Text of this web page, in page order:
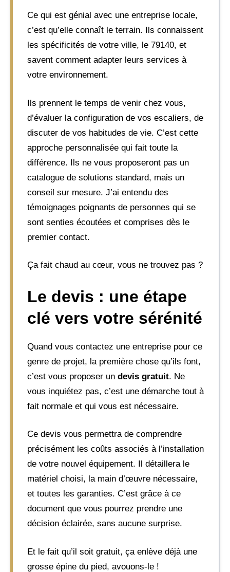
Ce qui est génial avec une entreprise locale,
c’est qu’elle connaît le terrain. Ils connaissent
les spécificités de votre ville, le 79140, et
savent comment adapter leurs services à
votre environnement.
Ils prennent le temps de venir chez vous,
d’évaluer la configuration de vos escaliers, de
discuter de vos habitudes de vie. C’est cette
approche personnalisée qui fait toute la
différence. Ils ne vous proposeront pas un
catalogue de solutions standard, mais un
conseil sur mesure. J’ai entendu des
témoignages poignants de personnes qui se
sont senties écoutées et comprises dès le
premier contact.
Ça fait chaud au cœur, vous ne trouvez pas ?
Le devis : une étape
clé vers votre sérénité
Quand vous contactez une entreprise pour ce
genre de projet, la première chose qu’ils font,
c’est vous proposer un devis gratuit. Ne
vous inquiétez pas, c’est une démarche tout à
fait normale et qui vous est nécessaire.
Ce devis vous permettra de comprendre
précisément les coûts associés à l’installation
de votre nouvel équipement. Il détaillera le
matériel choisi, la main d’œuvre nécessaire,
et toutes les garanties. C’est grâce à ce
document que vous pourrez prendre une
décision éclairée, sans aucune surprise.
Et le fait qu’il soit gratuit, ça enlève déjà une
grosse épine du pied, avouons-le !